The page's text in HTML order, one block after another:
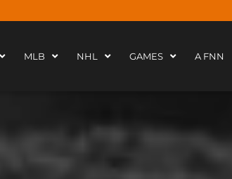
MLB NHL GAMES A FNN